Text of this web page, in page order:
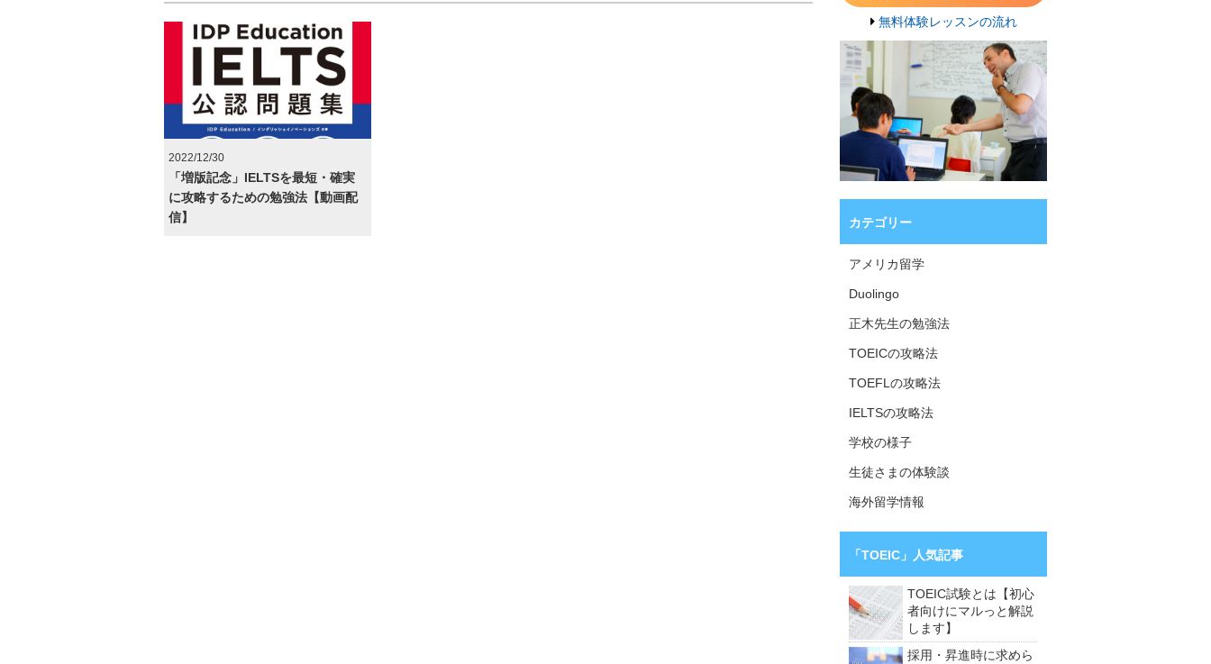
2022/12/30
「増版記念」IELTSを最短・確実
に攻略するための勉強法【動画配
信】
無料体験レッスンの流れ
カテゴリー
アメリカ留学
Duolingo
正木先生の勉強法
TOEICの攻略法
TOEFLの攻略法
IELTSの攻略法
学校の様子
生徒さまの体験談
海外留学情報
「TOEIC」人気記事
TOEIC試験とは【初心
者向けにマルっと解説
します】
採用・昇進時に求めら